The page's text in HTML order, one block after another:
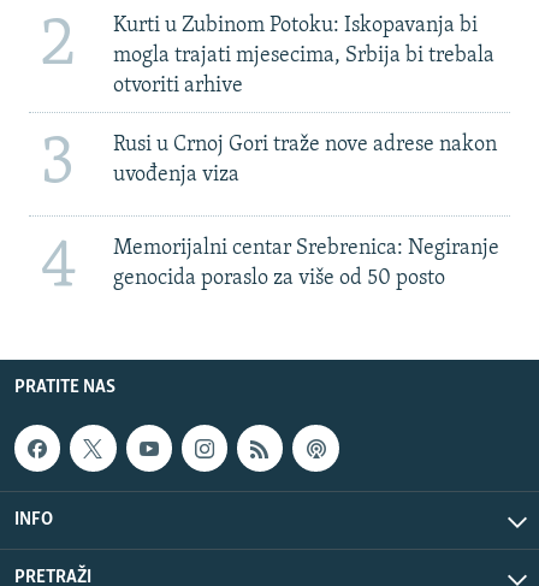
2
Kurti u Zubinom Potoku: Iskopavanja bi
mogla trajati mjesecima, Srbija bi trebala
otvoriti arhive
3
Rusi u Crnoj Gori traže nove adrese nakon
uvođenja viza
4
Memorijalni centar Srebrenica: Negiranje
genocida poraslo za više od 50 posto
PRATITE NAS
INFO
PRETRAŽI